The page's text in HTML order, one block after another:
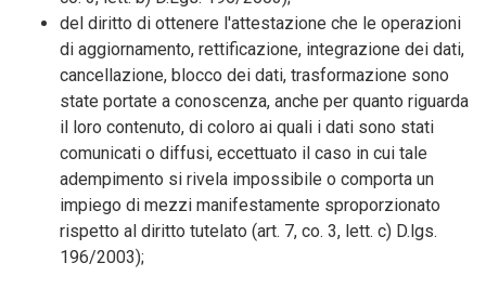
del diritto di ottenere l'attestazione che le operazioni
di aggiornamento, rettificazione, integrazione dei dati,
cancellazione, blocco dei dati, trasformazione sono
state portate a conoscenza, anche per quanto riguarda
il loro contenuto, di coloro ai quali i dati sono stati
comunicati o diffusi, eccettuato il caso in cui tale
adempimento si rivela impossibile o comporta un
impiego di mezzi manifestamente sproporzionato
rispetto al diritto tutelato (art. 7, co. 3, lett. c) D.lgs.
196/2003);